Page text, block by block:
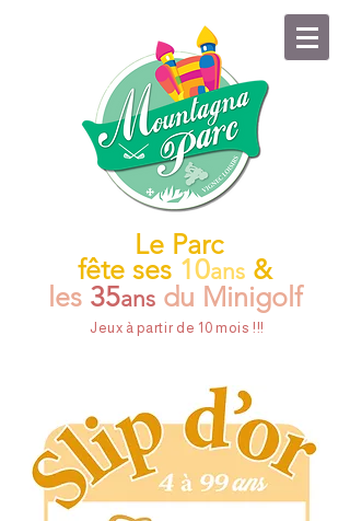
Le Parc
fête ses 10ans &
les 35ans du Minigolf
Jeux à partir de 10 mois !!!